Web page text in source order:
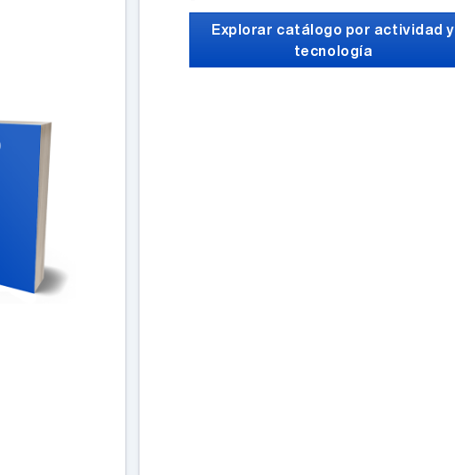
Explorar catálogo por actividad y
tecnología